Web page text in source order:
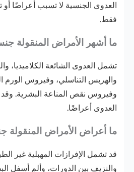
العدوى الجنسية لا تسبب أعراضًا
فقط.
ما أشهر الأمراض المنقولة
تشمل العدوى الشائعة الكلاميديا،
والهربس التناسلي، وفيروس الورم
وفيروس نقص المناعة البشرية.
العدوى أعراضًا.
ما أعراض الأمراض المنقولة
قد تشمل الإفرازات المهبلية غير
والنزيف بين الدورات، وألم أسفل